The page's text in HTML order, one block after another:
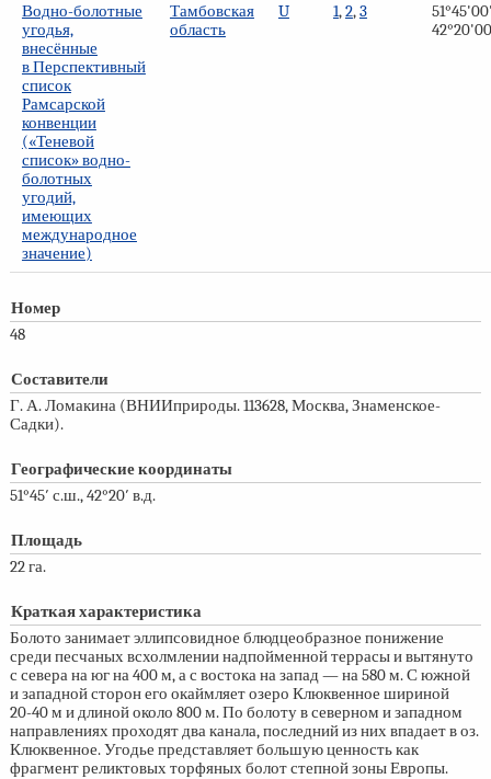
Водно-болотные
угодья,
внесённые
в Перспективный
список
Рамсарской
конвенции
(«Теневой
список» водно-
болотных
угодий,
имеющих
международное
значение)
Тамбовская
область
U 1,2,3
Номер
48
Составители
Г. А. Ломакина (ВНИИприроды. 113628, Москва, Знаменское-
Садки).
Географические координаты
51°45′ с.ш., 42°20′ в.д.
Площадь
22 га.
Краткая характеристика
Болото занимает эллипсовидное блюдцеобразное понижение
среди песчаных всхолмлении надпойменной террасы и вытянуто
с севера на юг на 400 м, а с востока на запад — на 580 м. С южной
и западной сторон его окаймляет озеро Клюквенное шириной
20-40 м и длиной около 800 м. По болоту в северном и западном
направлениях проходят два канала, последний из них впадает в оз.
Клюквенное. Угодье представляет большую ценность как
фрагмент реликтовых торфяных болот степной зоны Европы.